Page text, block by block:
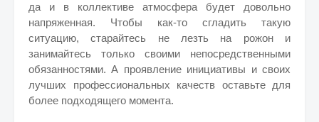
да и в коллективе атмосфера будет довольно
напряженная. Чтобы как-то сгладить такую
ситуацию, старайтесь не лезть на рожон и
занимайтесь только своими непосредственными
обязанностями. А проявление инициативы и своих
лучших профессиональных качеств оставьте для
более подходящего момента.